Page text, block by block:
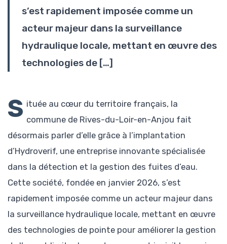
s’est rapidement imposée comme un
acteur majeur dans la surveillance
hydraulique locale, mettant en œuvre des
technologies de […]
S ituée au cœur du territoire français, la
commune de Rives-du-Loir-en-Anjou fait
désormais parler d’elle grâce à l’implantation
d’Hydroverif, une entreprise innovante spécialisée
dans la détection et la gestion des fuites d’eau.
Cette société, fondée en janvier 2026, s’est
rapidement imposée comme un acteur majeur dans
la surveillance hydraulique locale, mettant en œuvre
des technologies de pointe pour améliorer la gestion